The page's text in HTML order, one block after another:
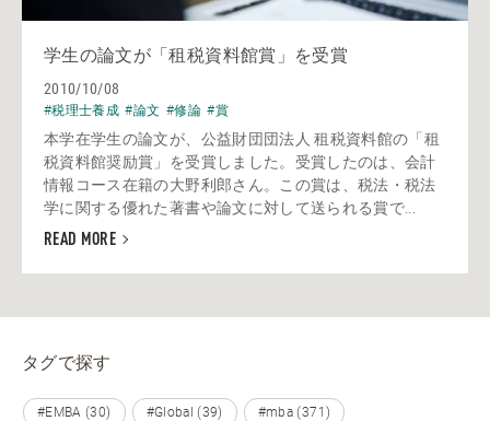
学生の論文が「租税資料館賞」を受賞
2010/10/08
#税理士養成 #論文 #修論 #賞
本学在学生の論文が、公益財団団法人 租税資料館の「租
税資料館奨励賞」を受賞しました。受賞したのは、会計
情報コース在籍の大野利郎さん。この賞は、税法・税法
学に関する優れた著書や論文に対して送られる賞で...
READ MORE
タグで探す
#EMBA (30) #Global (39) #mba (371)